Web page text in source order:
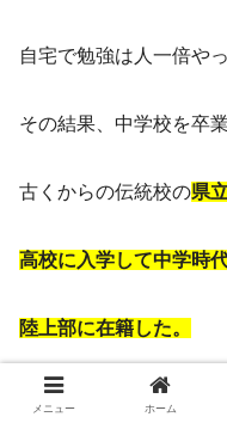
自宅で勉強は人一倍や
その結果、中学校を卒
古くからの伝統校の県
高校に入学して中学時
陸上部に在籍した。
山口智子 さんは父親
メニュー ホーム